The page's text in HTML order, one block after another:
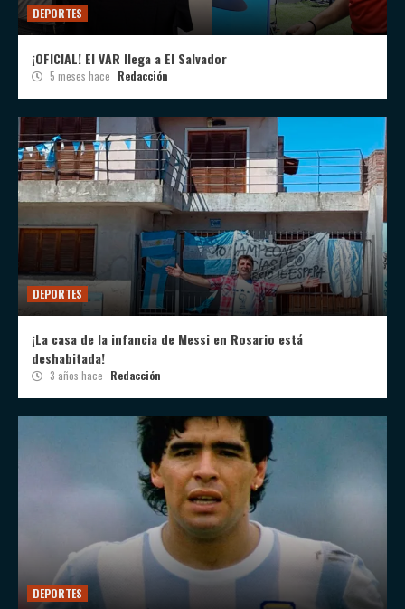
DEPORTES
¡OFICIAL! El VAR llega a El Salvador
5 meses hace Redacción
DEPORTES
¡La casa de la infancia de Messi en Rosario está
deshabitada!
3 años hace Redacción
DEPORTES